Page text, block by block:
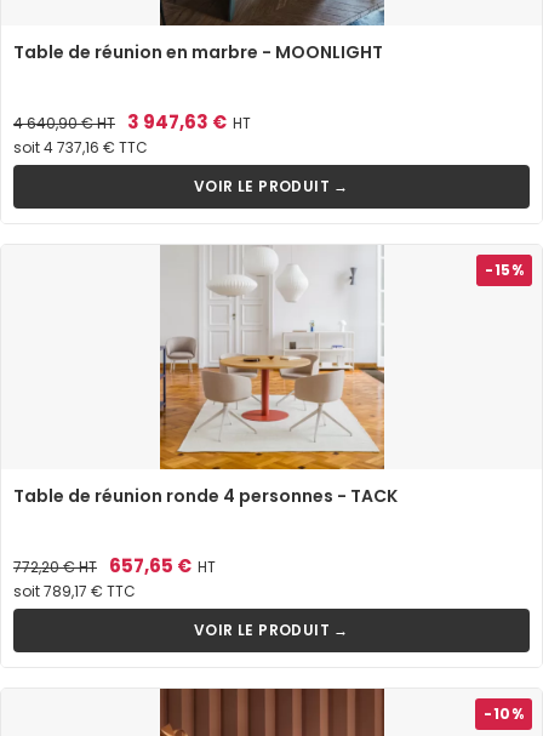
Table de réunion en marbre - MOONLIGHT
Prix
de
base
4 640,90 €HT Prix
3 947,63 € HT
soit 4 737,16 € TTC
VOIR LE PRODUIT →
-15%
Table de réunion ronde 4 personnes - TACK
Prix
de
base
772,20 €HT Prix
657,65 € HT
soit 789,17 € TTC
VOIR LE PRODUIT →
-10%